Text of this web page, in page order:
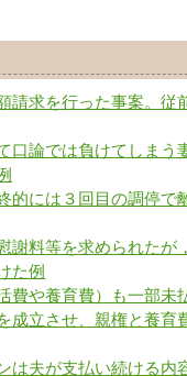
請求を行った事案。従
口論では負けてしまう
的には３回目の調停で
謝料等を求められたが
た例
費や養育費）も一部未
成立させ、親権と養育
夫が支払い続ける内